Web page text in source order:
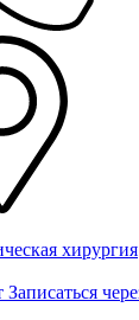
хирургия
Записаться